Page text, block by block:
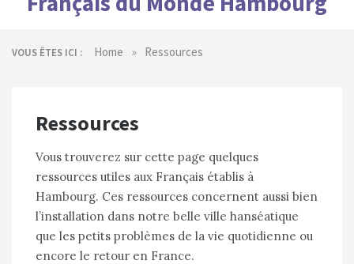
VOUS ÊTES ICI : Home » Ressources
Ressources
Vous trouverez sur cette page quelques
ressources utiles aux Français établis à
Hambourg. Ces ressources concernent aussi bien
l’installation dans notre belle ville hanséatique
que les petits problèmes de la vie quotidienne ou
encore le retour en France.